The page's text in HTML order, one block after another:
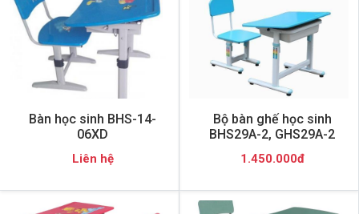
Bàn học sinh BHS-14-
06XD
Liên hệ
Bộ bàn ghế học sinh
BHS29A-2, GHS29A-2
1.450.000đ